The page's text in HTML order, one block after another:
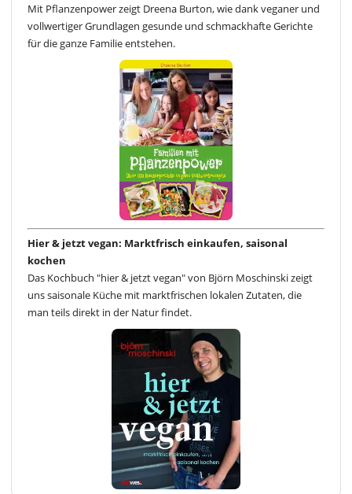
Mit Pflanzenpower zeigt Dreena Burton, wie dank veganer und
vollwertiger Grundlagen gesunde und schmackhafte Gerichte
für die ganze Familie entstehen.
Hier & jetzt vegan: Marktfrisch einkaufen, saisonal
kochen
Das Kochbuch "hier & jetzt vegan" von Björn Moschinski zeigt
uns saisonale Küche mit marktfrischen lokalen Zutaten, die
man teils direkt in der Natur findet.